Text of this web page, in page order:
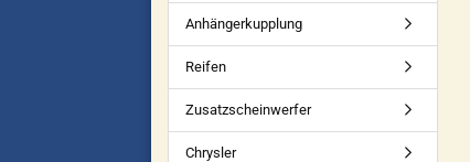
Anhängerkupplung
Reifen
Zusatzscheinwerfer
Chrysler